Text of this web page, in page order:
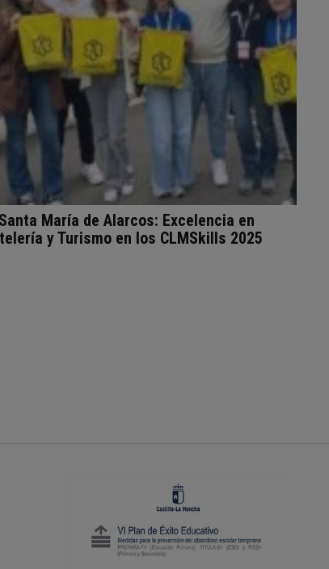
María de Alarcos: Excelencia en
y Turismo en los CLMSkills 2025